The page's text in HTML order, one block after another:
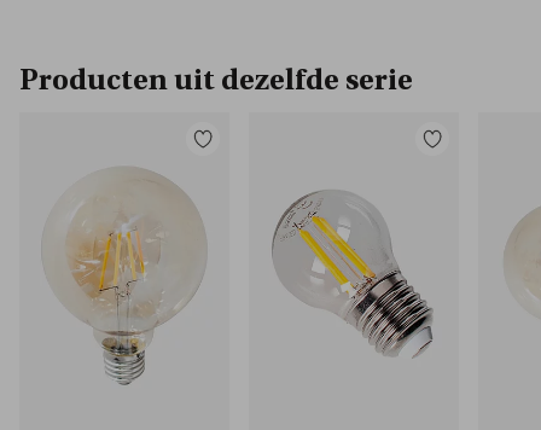
Producten uit dezelfde serie
Toevoegen
Toevoegen